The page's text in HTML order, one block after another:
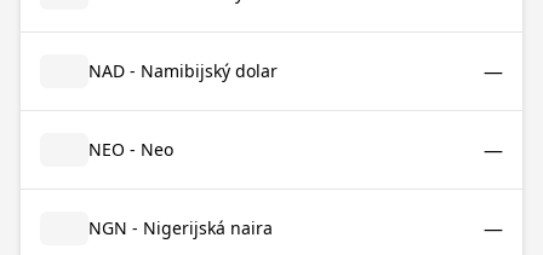
NAD - Namibijský dolar —
NEO - Neo —
NGN - Nigerijská naira —